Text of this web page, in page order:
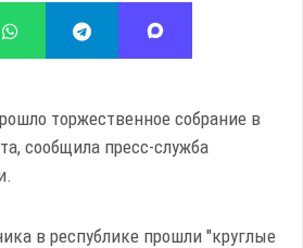
торжественное собрание в
сообщила пресс-служба
в республике прошли "круглые